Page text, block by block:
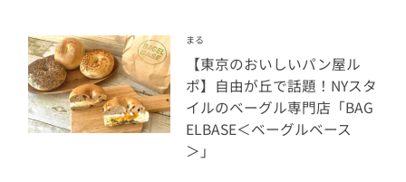
まる
【東京のおいしいパン屋ル
ポ】自由が丘で話題！NYスタ
イルのベーグル専門店「BAG
ELBASE＜ベーグルベース
＞」